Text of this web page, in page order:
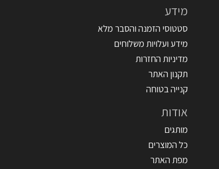
מידע
סטטוסי הזמנה והסבר מלא
מידע ועלויות משלוחים
מדיניות החזרות
תקנון האתר
קנייה בטוחה
אודות
מותגים
כל המוצרים
מפת האתר